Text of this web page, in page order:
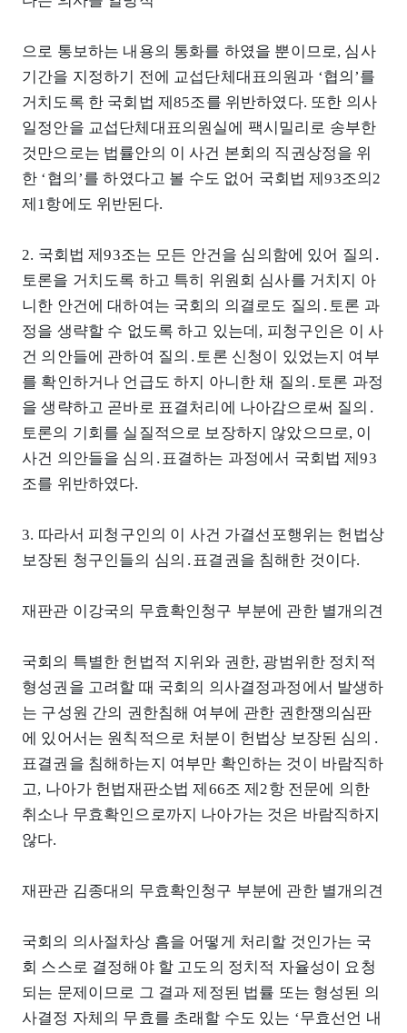
으로 통보하는 내용의 통화를 하였을 뿐이므로, 심사
기간을 지정하기 전에 교섭단체대표의원과 ‘협의’를
거치도록 한 국회법 제85조를 위반하였다. 또한 의사
일정안을 교섭단체대표의원실에 팩시밀리로 송부한
것만으로는 법률안의 이 사건 본회의 직권상정을 위
한 ‘협의’를 하였다고 볼 수도 없어 국회법 제93조의2
제1항에도 위반된다.
2. 국회법 제93조는 모든 안건을 심의함에 있어 질의․
토론을 거치도록 하고 특히 위원회 심사를 거치지 아
니한 안건에 대하여는 국회의 의결로도 질의․토론 과
정을 생략할 수 없도록 하고 있는데, 피청구인은 이 사
건 의안들에 관하여 질의․토론 신청이 있었는지 여부
를 확인하거나 언급도 하지 아니한 채 질의․토론 과정
을 생략하고 곧바로 표결처리에 나아감으로써 질의․
토론의 기회를 실질적으로 보장하지 않았으므로, 이
사건 의안들을 심의․표결하는 과정에서 국회법 제93
조를 위반하였다.
3. 따라서 피청구인의 이 사건 가결선포행위는 헌법상
보장된 청구인들의 심의․표결권을 침해한 것이다.
재판관 이강국의 무효확인청구 부분에 관한 별개의견
국회의 특별한 헌법적 지위와 권한, 광범위한 정치적
형성권을 고려할 때 국회의 의사결정과정에서 발생하
는 구성원 간의 권한침해 여부에 관한 권한쟁의심판
에 있어서는 원칙적으로 처분이 헌법상 보장된 심의․
표결권을 침해하는지 여부만 확인하는 것이 바람직하
고, 나아가 헌법재판소법 제66조 제2항 전문에 의한
취소나 무효확인으로까지 나아가는 것은 바람직하지
않다.
재판관 김종대의 무효확인청구 부분에 관한 별개의견
국회의 의사절차상 흠을 어떻게 처리할 것인가는 국
회 스스로 결정해야 할 고도의 정치적 자율성이 요청
되는 문제이므로 그 결과 제정된 법률 또는 형성된 의
사결정 자체의 무효를 초래할 수도 있는 ‘무효선언 내